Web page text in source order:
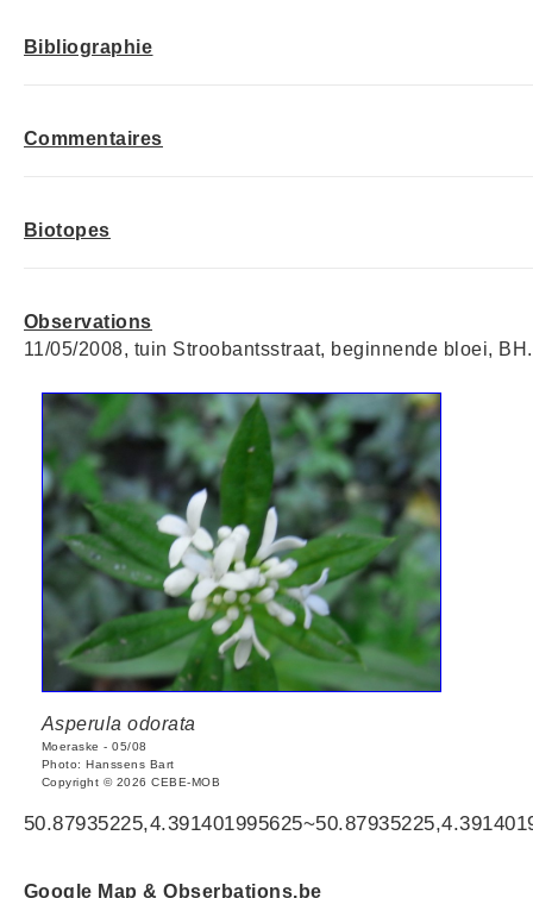
Bibliographie
Commentaires
Biotopes
Observations
11/05/2008, tuin Stroobantsstraat, beginnende bloei, BH.
Asperula odorata
Moeraske - 05/08
Photo: Hanssens Bart
Copyright © 2026 CEBE-MOB
Google Map & Obserbations.be